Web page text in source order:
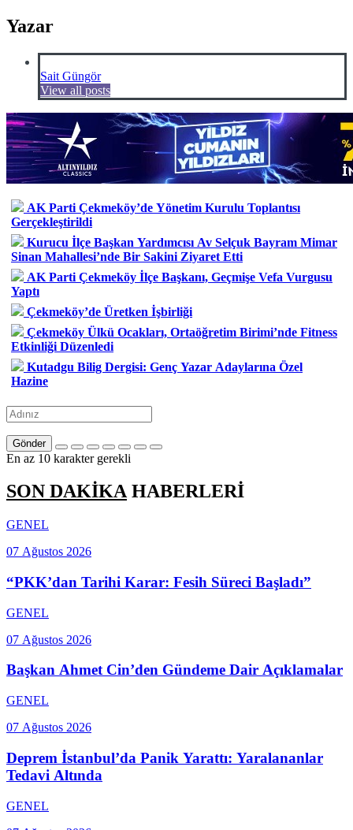
Yazar
Sait Güngör
View all posts
AK Parti Çekmeköy’de Yönetim Kurulu Toplantısı
Gerçekleştirildi
Kurucu İlçe Başkan Yardımcısı Av Selçuk Bayram Mimar
Sinan Mahallesi’nde Bir Sakini Ziyaret Etti
AK Parti Çekmeköy İlçe Başkanı, Geçmişe Vefa Vurgusu
Yaptı
Çekmeköy’de Üretken İşbirliği
Çekmeköy Ülkü Ocakları, Ortaöğretim Birimi’nde Fitness
Etkinliği Düzenledi
Kutadgu Bilig Dergisi: Genç Yazar Adaylarına Özel
Hazine
Gönder
En az 10 karakter gerekli
SON DAKİKAHABERLERİ
GENEL
07 Ağustos 2026
“PKK’dan Tarihi Karar: Fesih Süreci Başladı”
GENEL
07 Ağustos 2026
Başkan Ahmet Cin’den Gündeme Dair Açıklamalar
GENEL
07 Ağustos 2026
Deprem İstanbul’da Panik Yarattı: Yaralananlar
Tedavi Altında
GENEL